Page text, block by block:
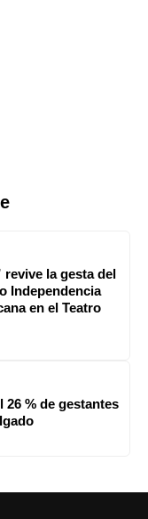
revive la gesta del
Independencia
en el Teatro
26 % de gestantes